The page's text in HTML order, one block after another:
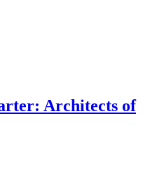
Architects of